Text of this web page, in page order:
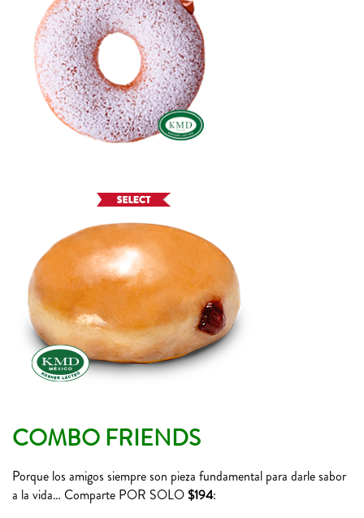
COMBO FRIENDS
Porque los amigos siempre son pieza fundamental para darle sabor
a la vida… Comparte POR SOLO$194: